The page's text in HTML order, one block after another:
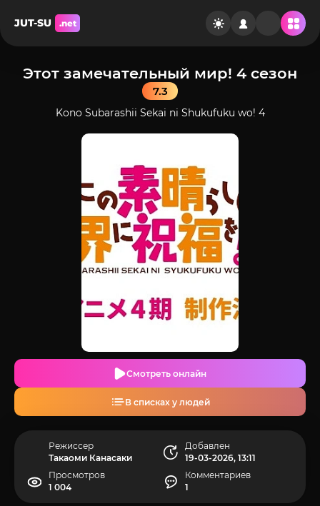
JUT-SU .net
Этот замечательный мир! 4 сезон
7.3
Kono Subarashii Sekai ni Shukufuku wo! 4
Смотреть онлайн
В списках у людей
Режиссер
Такаоми Канасаки
Добавлен
19-03-2026, 13:11
Просмотров
1 004
Комментариев
1